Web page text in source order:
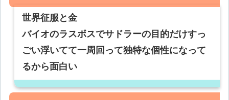
世界征服と金
バイオのラスボスでサドラーの目的だけすっ
ごい浮いてて一周回って独特な個性になって
るから面白い